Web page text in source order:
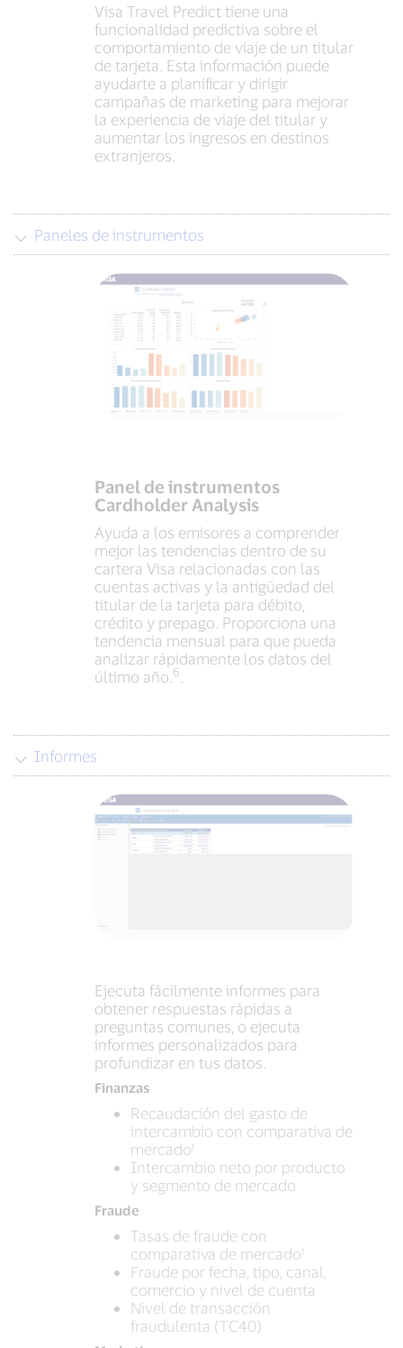
Visa Travel Predict tiene una
funcionalidad predictiva sobre el
comportamiento de viaje de un titular
de tarjeta. Esta información puede
ayudarte a planificar y dirigir
campañas de marketing para mejorar
la experiencia de viaje del titular y
aumentar los ingresos en destinos
extranjeros.
Paneles de instrumentos
Panel de instrumentos
Cardholder Analysis
Ayuda a los emisores a comprender
mejor las tendencias dentro de su
cartera Visa relacionadas con las
cuentas activas y la antigüedad del
titular de la tarjeta para débito,
crédito y prepago. Proporciona una
tendencia mensual para que pueda
analizar rápidamente los datos del
último año. 6
Informes
Ejecuta fácilmente informes para
obtener respuestas rápidas a
preguntas comunes, o ejecuta
informes personalizados para
profundizar en tus datos.
Finanzas
Recaudación del gasto de
intercambio con comparativa de
mercado¹
Intercambio neto por producto
y segmento de mercado
Fraude
Tasas de fraude con
comparativa de mercado¹
Fraude por fecha, tipo, canal,
comercio y nivel de cuenta
Nivel de transacción
fraudulenta (TC40)